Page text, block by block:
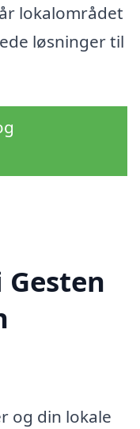
lokalområdet
løsninger til
og din lokale